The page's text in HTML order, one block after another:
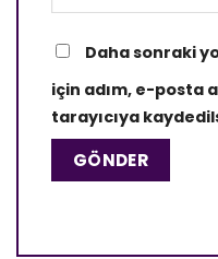
Daha sonraki
için adım, e-posta
tarayıcıya